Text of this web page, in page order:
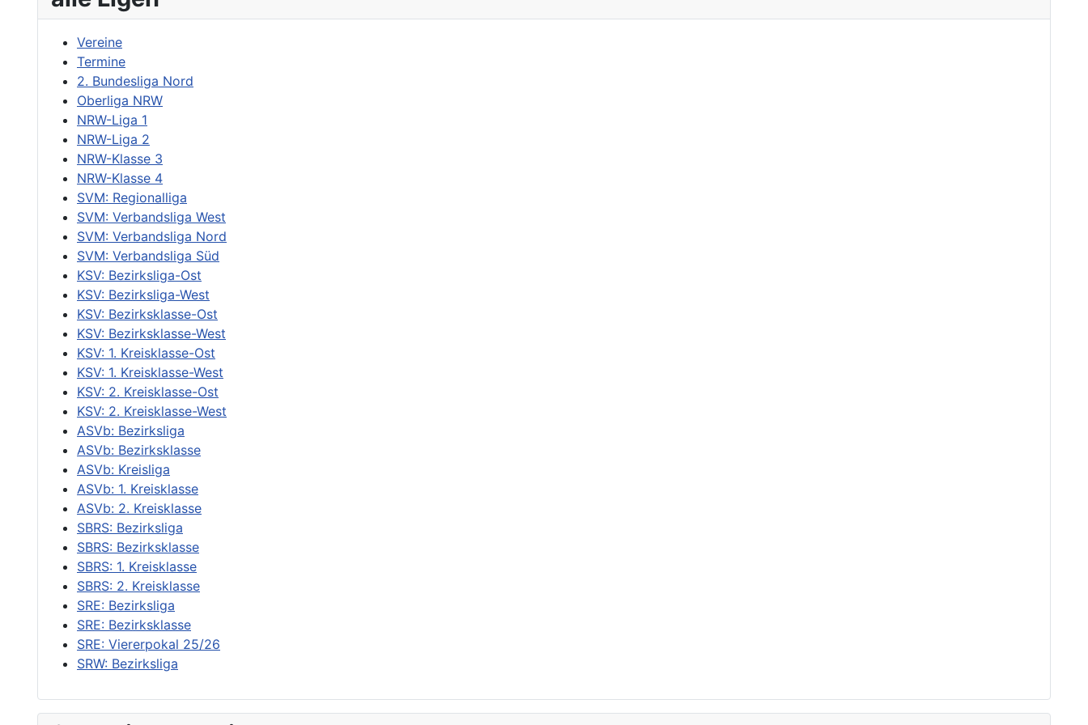
Vereine
Termine
2. Bundesliga Nord
Oberliga NRW
NRW-Liga 1
NRW-Liga 2
NRW-Klasse 3
NRW-Klasse 4
SVM: Regionalliga
SVM: Verbandsliga West
SVM: Verbandsliga Nord
SVM: Verbandsliga Süd
KSV: Bezirksliga-Ost
KSV: Bezirksliga-West
KSV: Bezirksklasse-Ost
KSV: Bezirksklasse-West
KSV: 1. Kreisklasse-Ost
KSV: 1. Kreisklasse-West
KSV: 2. Kreisklasse-Ost
KSV: 2. Kreisklasse-West
ASVb: Bezirksliga
ASVb: Bezirksklasse
ASVb: Kreisliga
ASVb: 1. Kreisklasse
ASVb: 2. Kreisklasse
SBRS: Bezirksliga
SBRS: Bezirksklasse
SBRS: 1. Kreisklasse
SBRS: 2. Kreisklasse
SRE: Bezirksliga
SRE: Bezirksklasse
SRE: Viererpokal 25/26
SRW: Bezirksliga